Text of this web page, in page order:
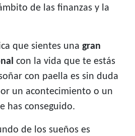
de las finanzas y la
que sientes una gran
con la vida que te estás
con paella es sin duda
un acontecimiento o un
has conseguido.
de los sueños es